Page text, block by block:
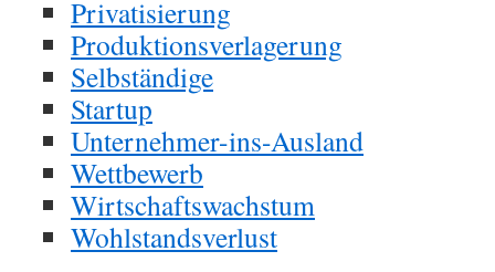
Privatisierung
Produktionsverlagerung
Selbständige
Startup
Unternehmer-ins-Ausland
Wettbewerb
Wirtschaftswachstum
Wohlstandsverlust